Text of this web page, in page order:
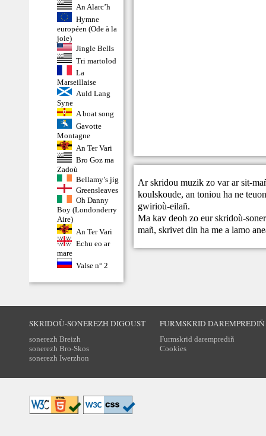
An Alarc’h
Hymne
européen (Ode à la
joie)
Jingle Bells
Tri martolod
La
Marseillaise
Auld Lang
Syne
A boat song
Gavotte
Montagne
An Ter Vari
Bro Goz ma
Zadoù
Bellamy’s jig
Greensleaves
Oh Danny
Boy (Londonderry
Aire)
An Ter Vari
Echu eo ar
mare
Valse n° 2
Ar skridou muzik zo var ar sit-
koulskoude, an toniou ha ne
gwirioù-eilañ.
Ma kav deoh zo eur skridoù-
mañ,skrivet din ha me a lamo
SKRIDOÙ-SONEREZH DIGOUST
sonerezh Breizh
sonerezh Bro-Skos
sonerezh Iwerzhon
FURMSKRID DAREMPREDIÑ
Furmskrid daremprediñ
Cookies